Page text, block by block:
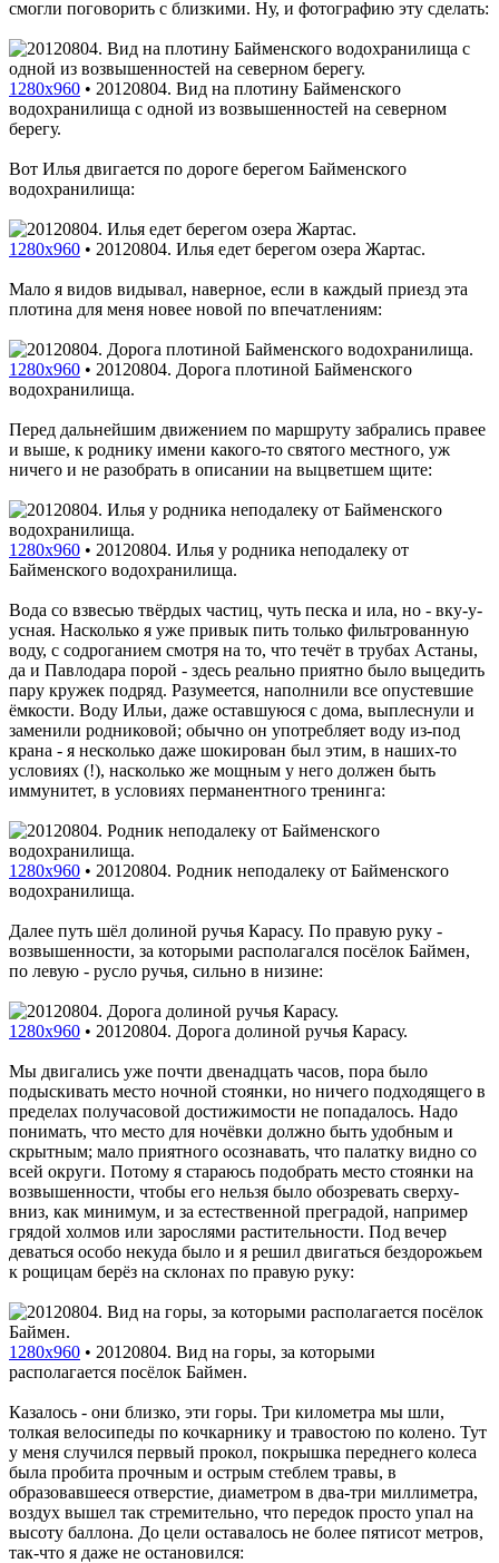
смогли поговорить с близкими. Ну, и фотографию эту сделать:
1280x960 • 20120804. Вид на плотину Байменского
водохранилища с одной из возвышенностей на северном
берегу.
Вот Илья двигается по дороге берегом Байменского
водохранилища:
1280x960 • 20120804. Илья едет берегом озера Жартас.
Мало я видов видывал, наверное, если в каждый приезд эта
плотина для меня новее новой по впечатлениям:
1280x960 • 20120804. Дорога плотиной Байменского
водохранилища.
Перед дальнейшим движением по маршруту забрались правее
и выше, к роднику имени какого-то святого местного, уж
ничего и не разобрать в описании на выцветшем щите:
1280x960 • 20120804. Илья у родника неподалеку от
Байменского водохранилища.
Вода со взвесью твёрдых частиц, чуть песка и ила, но - вку-у-
усная. Насколько я уже привык пить только фильтрованную
воду, с содроганием смотря на то, что течёт в трубах Астаны,
да и Павлодара порой - здесь реально приятно было выцедить
пару кружек подряд. Разумеется, наполнили все опустевшие
ёмкости. Воду Ильи, даже оставшуюся с дома, выплеснули и
заменили родниковой; обычно он употребляет воду из-под
крана - я несколько даже шокирован был этим, в наших-то
условиях (!), насколько же мощным у него должен быть
иммунитет, в условиях перманентного тренинга:
1280x960 • 20120804. Родник неподалеку от Байменского
водохранилища.
Далее путь шёл долиной ручья Карасу. По правую руку -
возвышенности, за которыми располагался посёлок Баймен,
по левую - русло ручья, сильно в низине:
1280x960 • 20120804. Дорога долиной ручья Карасу.
Мы двигались уже почти двенадцать часов, пора было
подыскивать место ночной стоянки, но ничего подходящего в
пределах получасовой достижимости не попадалось. Надо
понимать, что место для ночёвки должно быть удобным и
скрытным; мало приятного осознавать, что палатку видно со
всей округи. Потому я стараюсь подобрать место стоянки на
возвышенности, чтобы его нельзя было обозревать сверху-
вниз, как минимум, и за естественной преградой, например
грядой холмов или зарослями растительности. Под вечер
деваться особо некуда было и я решил двигаться бездорожьем
к рощицам берёз на склонах по правую руку:
1280x960 • 20120804. Вид на горы, за которыми
располагается посёлок Баймен.
Казалось - они близко, эти горы. Три километра мы шли,
толкая велосипеды по кочкарнику и травостою по колено. Тут
у меня случился первый прокол, покрышка переднего колеса
была пробита прочным и острым стеблем травы, в
образовавшееся отверстие, диаметром в два-три миллиметра,
воздух вышел так стремительно, что передок просто упал на
высоту баллона. До цели оставалось не более пятисот метров,
так-что я даже не остановился: